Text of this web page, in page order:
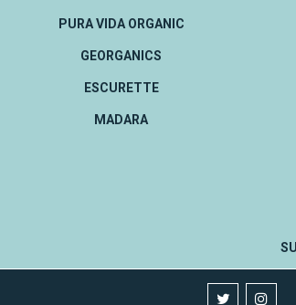
PURA VIDA ORGANIC
GEORGANICS
ESCURETTE
MADARA